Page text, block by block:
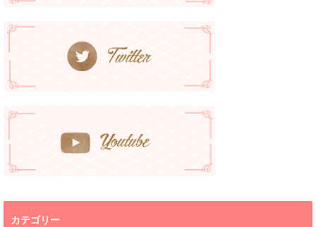
カテゴリー